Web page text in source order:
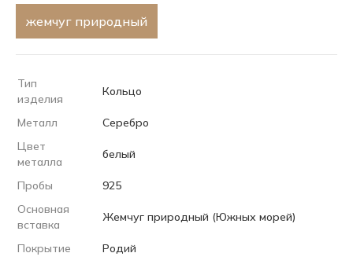
жемчуг природный
Тип
изделия
Кольцо
Металл
Серебро
Цвет
металла
белый
Пробы
925
Основная
вставка
Жемчуг природный (Южных морей)
Покрытие Родий